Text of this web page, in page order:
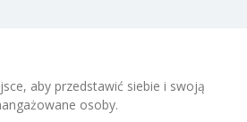
aby przedstawić siebie i swoją
osoby.